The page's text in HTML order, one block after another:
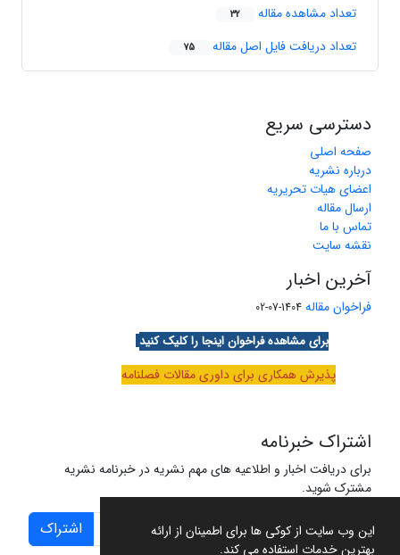
این وب سایت از کوکی ها برای اطمینان از ارائه
بهترین خدمات استفاده می کند.
تعداد مشاهده مقاله 32
تعداد دریافت فایل اصل مقاله 75
دسترسی سریع
صفحه اصلی
درباره نشریه
اعضای هیات تحریریه
ارسال مقاله
تماس با ما
نقشه سایت
آخرین اخبار
فراخوان مقاله 1404-07-02
برای مشاهده فراخوان اینجا را کلیک کنید
پذیرش همکاری برای داوری مقالات فصلنامه
اشتراک خبرنامه
برای دریافت اخبار و اطلاعیه های مهم نشریه در خبرنامه نشریه
مشترک شوید.
اشتراک